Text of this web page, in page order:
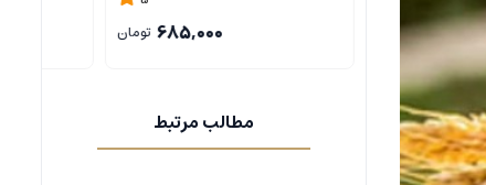
685,000 تومان 685,000 تومان
مطالب مرتبط